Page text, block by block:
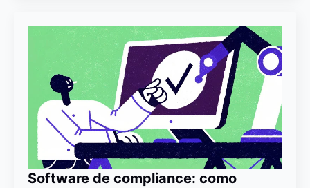
Software de compliance: como